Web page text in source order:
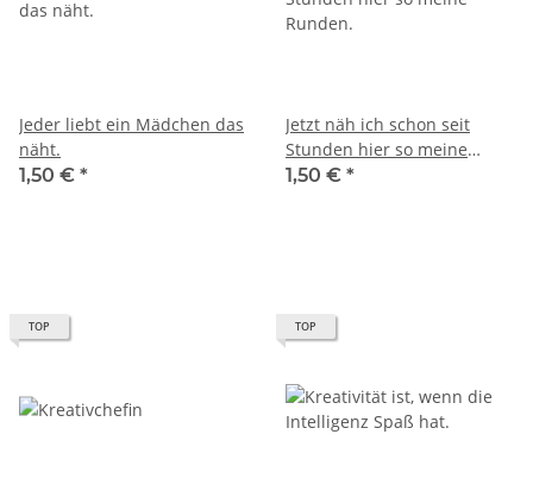
Jeder liebt ein Mädchen das
näht.
1,50 € *
Jetzt näh ich schon seit
Stunden hier so meine
Runden.
1,50 € *
TOP TOP